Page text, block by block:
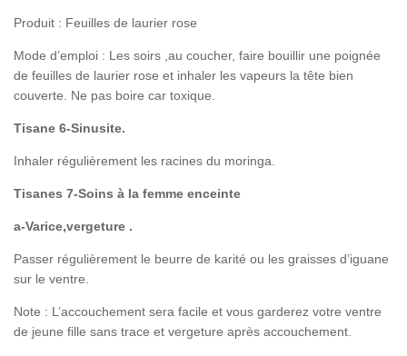
Produit : Feuilles de laurier rose
Mode d’emploi : Les soirs ,au coucher, faire bouillir une poignée
de feuilles de laurier rose et inhaler les vapeurs la tête bien
couverte. Ne pas boire car toxique.
Tisane 6-Sinusite.
Inhaler régulièrement les racines du moringa.
Tisanes 7-Soins à la femme enceinte
a-Varice,vergeture .
Passer régulièrement le beurre de karité ou les graisses d’iguane
sur le ventre.
Note : L’accouchement sera facile et vous garderez votre ventre
de jeune fille sans trace et vergeture après accouchement.